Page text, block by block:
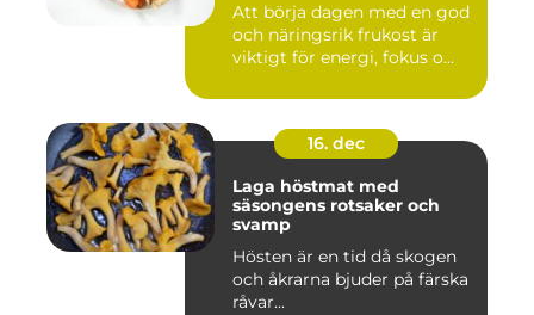
Att börja dagen med en god
och näringsrik frukost är
viktigt för energi, fokus o...
16. dec
Laga höstmat med
säsongens rotsaker och
svamp
Hösten är en tid då skogen
och åkrarna bjuder på färska
råvar...